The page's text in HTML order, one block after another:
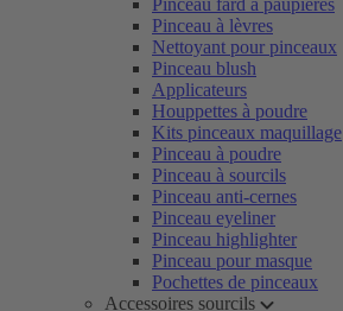
Pinceau fard à paupières
Pinceau à lèvres
Nettoyant pour pinceaux
Pinceau blush
Applicateurs
Houppettes à poudre
Kits pinceaux maquillage
Pinceau à poudre
Pinceau à sourcils
Pinceau anti-cernes
Pinceau eyeliner
Pinceau highlighter
Pinceau pour masque
Pochettes de pinceaux
Accessoires sourcils